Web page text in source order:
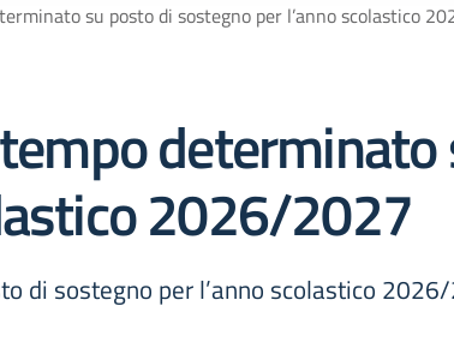
su posto di sostegno per l’anno scolastico
2026/2027
di sostegno per l’anno scolastico